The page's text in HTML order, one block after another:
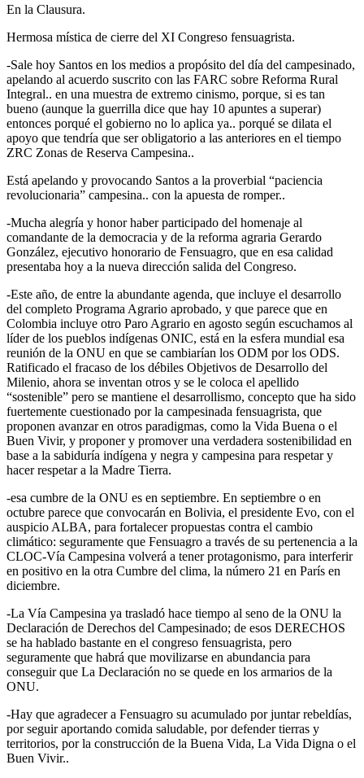
En la Clausura.
Hermosa mística de cierre del XI Congreso fensuagrista.
-Sale hoy Santos en los medios a propósito del día del campesinado,
apelando al acuerdo suscrito con las FARC sobre Reforma Rural
Integral.. en una muestra de extremo cinismo, porque, si es tan
bueno (aunque la guerrilla dice que hay 10 apuntes a superar)
entonces porqué el gobierno no lo aplica ya.. porqué se dilata el
apoyo que tendría que ser obligatorio a las anteriores en el tiempo
ZRC Zonas de Reserva Campesina..
Está apelando y provocando Santos a la proverbial “paciencia
revolucionaria” campesina.. con la apuesta de romper..
-Mucha alegría y honor haber participado del homenaje al
comandante de la democracia y de la reforma agraria Gerardo
González, ejecutivo honorario de Fensuagro, que en esa calidad
presentaba hoy a la nueva dirección salida del Congreso.
-Este año, de entre la abundante agenda, que incluye el desarrollo
del completo Programa Agrario aprobado, y que parece que en
Colombia incluye otro Paro Agrario en agosto según escuchamos al
líder de los pueblos indígenas ONIC, está en la esfera mundial esa
reunión de la ONU en que se cambiarían los ODM por los ODS.
Ratificado el fracaso de los débiles Objetivos de Desarrollo del
Milenio, ahora se inventan otros y se le coloca el apellido
“sostenible” pero se mantiene el desarrollismo, concepto que ha sido
fuertemente cuestionado por la campesinada fensuagrista, que
proponen avanzar en otros paradigmas, como la Vida Buena o el
Buen Vivir, y proponer y promover una verdadera sostenibilidad en
base a la sabiduría indígena y negra y campesina para respetar y
hacer respetar a la Madre Tierra.
­-esa cumbre de la ONU es en septiembre. En septiembre o en
octubre parece que convocarán en Bolivia, el presidente Evo, con el
auspicio ALBA, para fortalecer propuestas contra el cambio
climático: seguramente que Fensuagro a través de su pertenencia a la
CLOC-Vía Campesina volverá a tener protagonismo, para interferir
en positivo en la otra Cumbre del clima, la número 21 en París en
diciembre.
-La Vía Campesina ya trasladó hace tiempo al seno de la ONU la
Declaración de Derechos del Campesinado; de esos DERECHOS
se ha hablado bastante en el congreso fensuagrista, pero
seguramente que habrá que movilizarse en abundancia para
conseguir que La Declaración no se quede en los armarios de la
ONU.
-Hay que agradecer a Fensuagro su acumulado por juntar rebeldías,
por seguir aportando comida saludable, por defender tierras y
territorios, por la construcción de la Buena Vida, La Vida Digna o el
Buen Vivir..